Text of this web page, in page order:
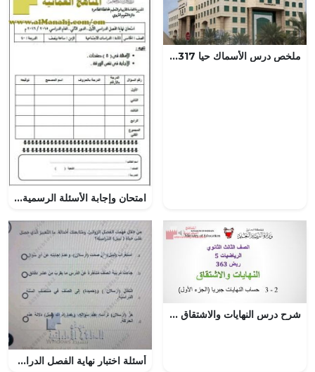
ملخص درس الأسماك حيا 317 (علوم) الثالث الثانوي
امتحان وإجابة الأسئلة الرسمية في محافظة الظاهرة للفصل الدراسي الأول الدور الثاني (اجتماعيات) الخامس
شرح درس النهايات والاشتقاق مقرر ريض 363، حساب النهايات جبرياً
أسئلة اختبار نهاية الفصل الدراسي الثالث, (لغة عربية) السادس